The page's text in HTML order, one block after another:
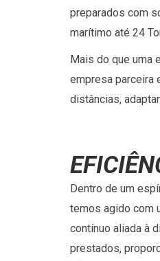
preparados com
marítimo até 24
Mais do que uma
empresa parceira
distâncias,
Dentro de um
temos agido com
contínuo aliada à
prestados,